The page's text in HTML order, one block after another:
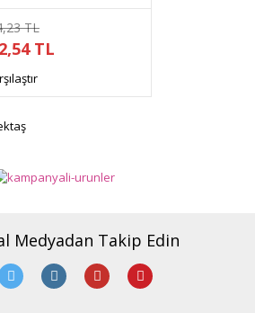
TL
TL
Medyadan Takip Edin